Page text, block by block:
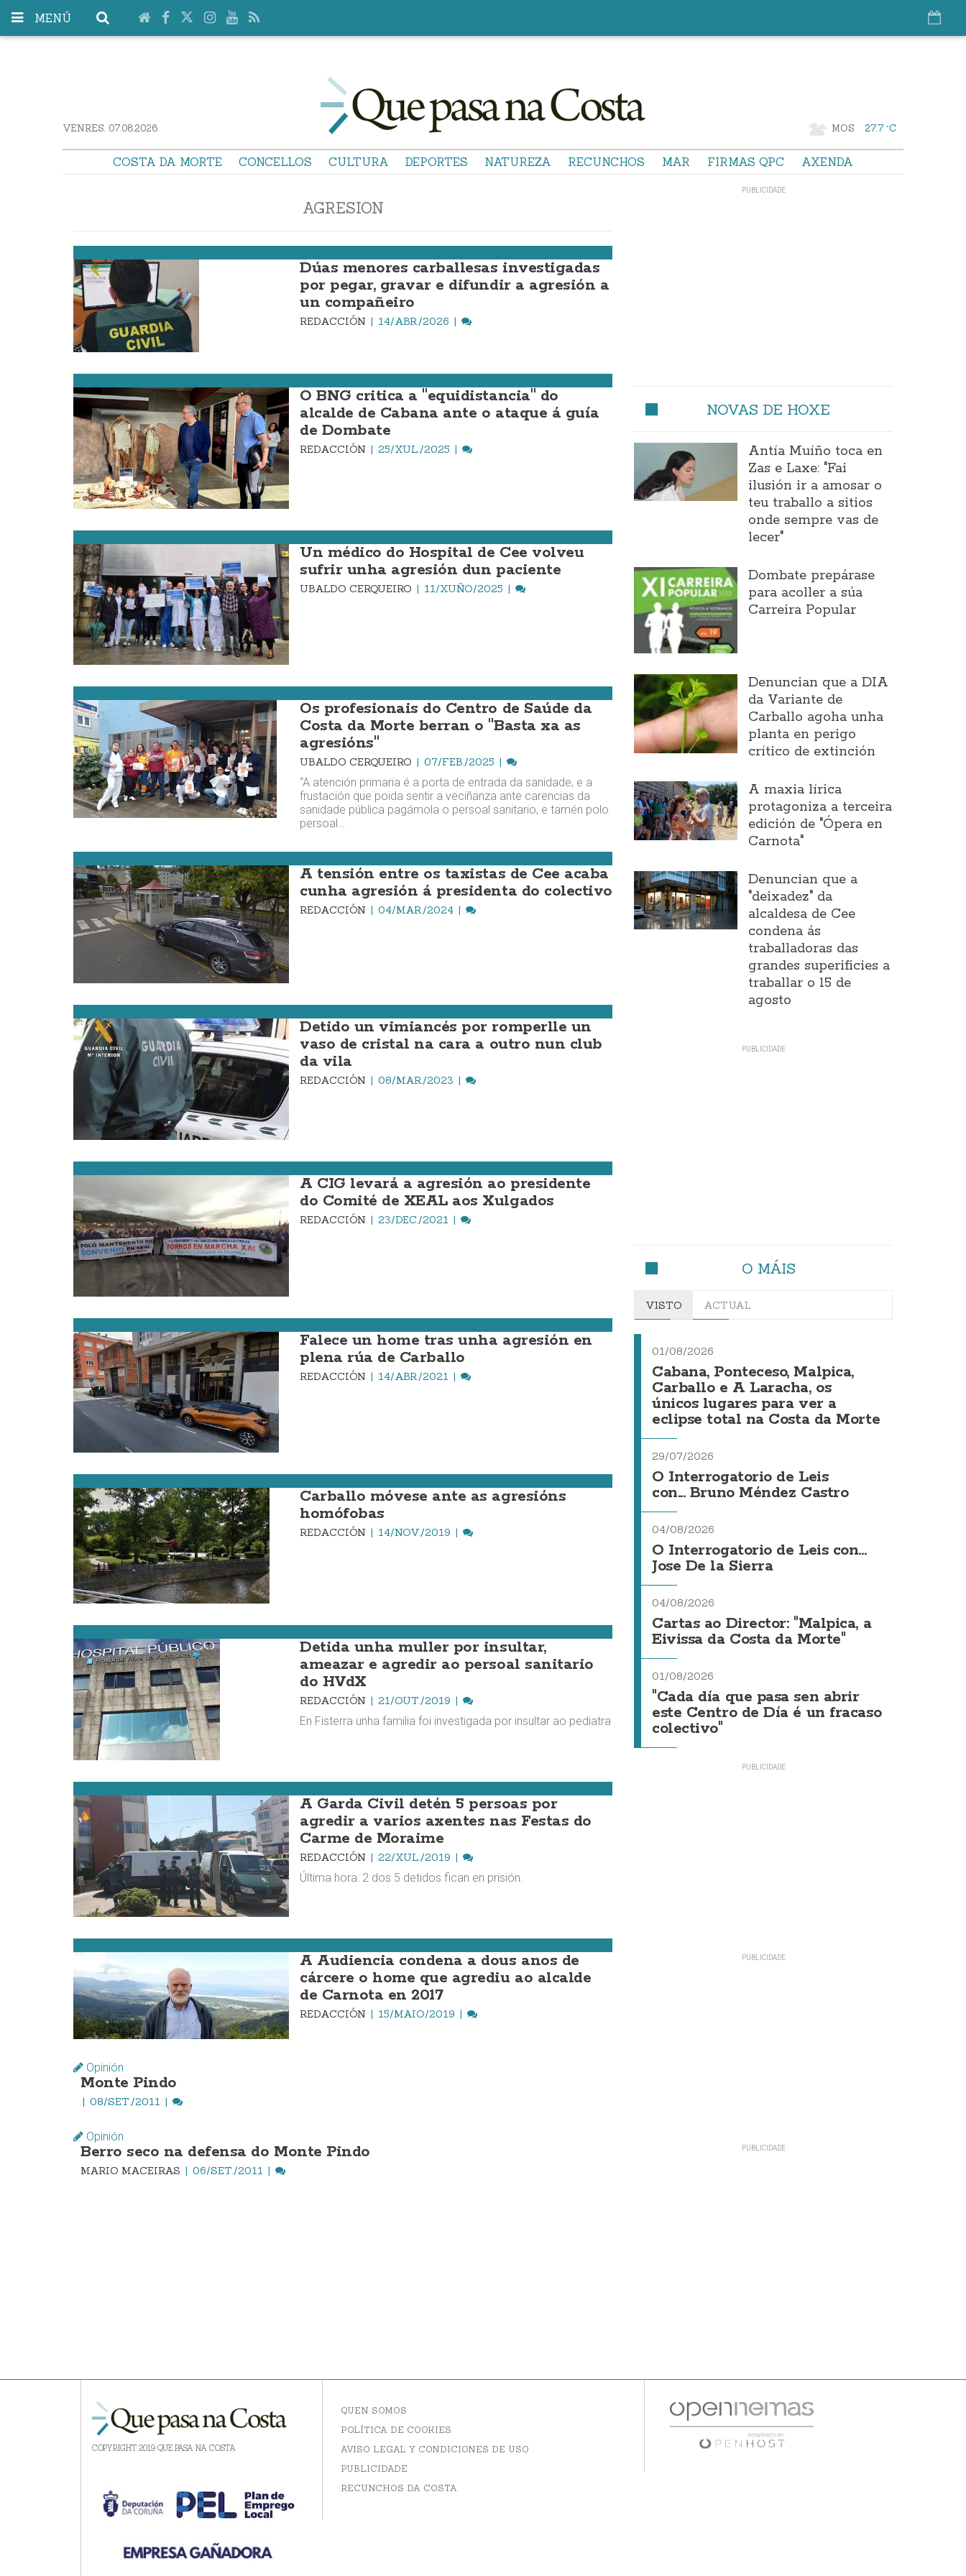
MENÚ
VENRES. 07.08.2026 MOS 27.7 °C
COSTA DA MORTE CONCELLOS CULTURA DEPORTES NATUREZA RECUNCHOS MAR FIRMAS QPC AXENDA
AGRESION
Dúas menores carballesas investigadas
por pegar, gravar e difundir a agresión a
un compañeiro
REDACCIÓN 14/ABR./2026
O BNG critica a "equidistancia" do
alcalde de Cabana ante o ataque á guía
de Dombate
REDACCIÓN 25/XUL./2025
Un médico do Hospital de Cee volveu
sufrir unha agresión dun paciente
UBALDO CERQUEIRO 11/XUÑO/2025
Os profesionais do Centro de Saúde da
Costa da Morte berran o "Basta xa as
agresións"
UBALDO CERQUEIRO 07/FEB./2025
“A atención primaria é a porta de entrada da sanidade, e a
frustación que poida sentir a veciñanza ante carencias da
sanidade pública pagámola o persoal sanitario, e tamén polo
persoal…
A tensión entre os taxistas de Cee acaba
cunha agresión á presidenta do colectivo
REDACCIÓN 04/MAR./2024
Detido un vimiancés por romperlle un
vaso de cristal na cara a outro nun club
da vila
REDACCIÓN 08/MAR./2023
A CIG levará a agresión ao presidente
do Comité de XEAL aos Xulgados
REDACCIÓN 23/DEC./2021
Falece un home tras unha agresión en
plena rúa de Carballo
REDACCIÓN 14/ABR./2021
Carballo móvese ante as agresións
homófobas
REDACCIÓN 14/NOV./2019
Detida unha muller por insultar,
ameazar e agredir ao persoal sanitario
do HVdX ​
REDACCIÓN 21/OUT./2019
En Fisterra unha familia foi investigada por insultar ao pediatra
A Garda Civil detén 5 persoas por
agredir a varios axentes nas Festas do
Carme de Moraime
REDACCIÓN 22/XUL./2019
Última hora: 2 dos 5 detidos fican en prisión.
A Audiencia condena a dous anos de
cárcere o home que agrediu ao alcalde
de Carnota en 2017
REDACCIÓN 15/MAIO/2019
Opinión
Monte Pindo
08/SET./2011
Opinión
Berro seco na defensa do Monte Pindo
MARIO MACEIRAS 06/SET./2011
NOVAS DE HOXE
Antía Muíño toca en
Zas e Laxe: "Fai
ilusión ir a amosar o
teu traballo a sitios
onde sempre vas de
lecer"
Dombate prepárase
para acoller a súa
Carreira Popular
Denuncian que a DIA
da Variante de
Carballo agoha unha
planta en perigo
crítico de extinción
A maxia lírica
protagoniza a terceira
edición de "Ópera en
Carnota"
Denuncian que a
"deixadez" da
alcaldesa de Cee
condena ás
traballadoras das
grandes superificies a
traballar o 15 de
agosto
O MÁIS
VISTO ACTUAL
01/08/2026
Cabana, Ponteceso, Malpica,
Carballo e A Laracha, os
únicos lugares para ver a
eclipse total na Costa da Morte
29/07/2026
O Interrogatorio de Leis
con... Bruno Méndez Castro
04/08/2026
O Interrogatorio de Leis con...
Jose De la Sierra
04/08/2026
Cartas ao Director: "Malpica, a
Eivissa da Costa da Morte"
01/08/2026
"Cada día que pasa sen abrir
este Centro de Día é un fracaso
colectivo"
COPYRIGHT 2019 QUE PASA NA COSTA
QUEN SOMOS
POLÍTICA DE COOKIES
AVISO LEGAL Y CONDICIONES DE USO
PUBLICIDADE
RECUNCHOS DA COSTA